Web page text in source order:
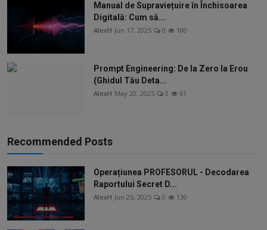
Manual de Supraviețuire în Închisoarea
Digitală: Cum să...
AlexH Jun 17, 2025 0 180
Prompt Engineering: De la Zero la Erou
(Ghidul Tău Deta...
AlexH May 20, 2025 0 61
Recommended Posts
Operațiunea PROFESORUL - Decodarea
Raportului Secret D...
AlexH Jun 26, 2025 0 130